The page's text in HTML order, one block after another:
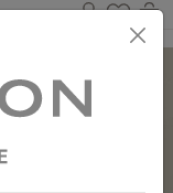
Du